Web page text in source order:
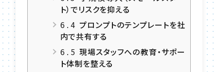
ト）でリスクを抑える
6.4 プロンプトのテンプレートを社
内で共有する
6.5 現場スタッフへの教育・サポー
ト体制を整える